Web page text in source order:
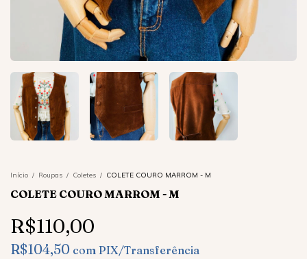
Início / Roupas / Coletes / COLETE COURO MARROM - M
COLETE COURO MARROM - M
R$110,00
R$104,50 com PIX/Transferência